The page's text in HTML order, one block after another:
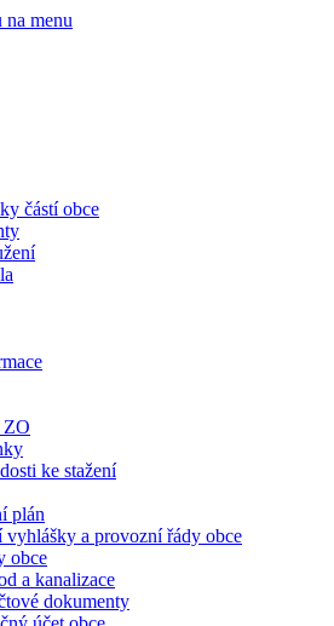
na menu
částí obce
ZO
ke stažení
plán
vyhlášky a provozní řády obce
obce
a kanalizace
dokumenty